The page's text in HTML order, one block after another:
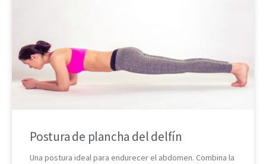
Postura de plancha del delfín
Una postura ideal para endurecer el abdomen. Combina la